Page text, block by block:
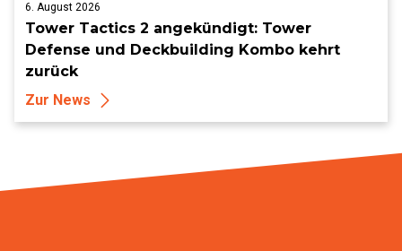
6. August 2026
Tower Tactics 2 angekündigt: Tower
Defense und Deckbuilding Kombo kehrt
zurück
Zur News